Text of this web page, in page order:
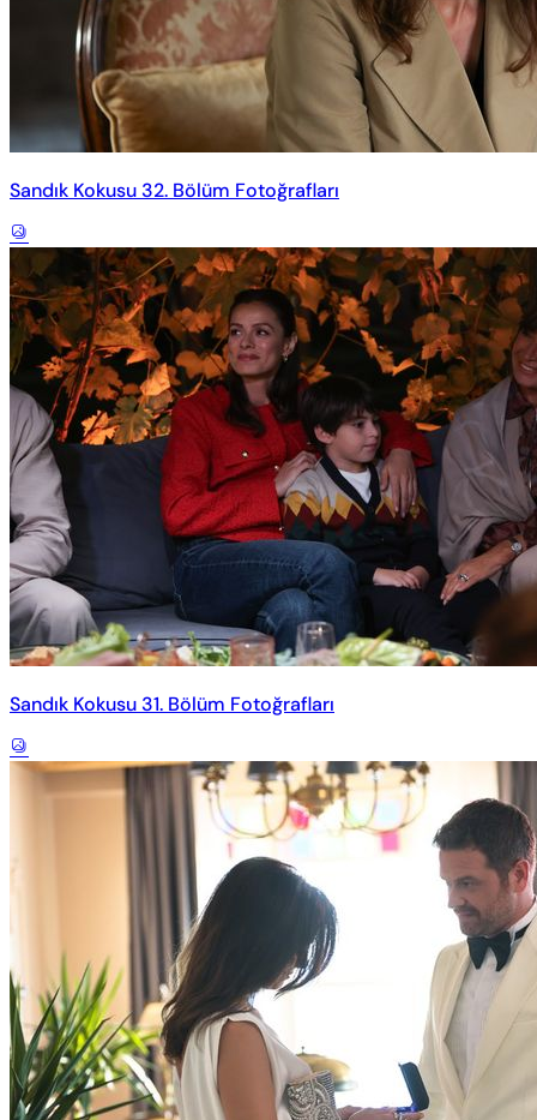
Sandık Kokusu 32. Bölüm Fotoğrafları
Sandık Kokusu 31. Bölüm Fotoğrafları